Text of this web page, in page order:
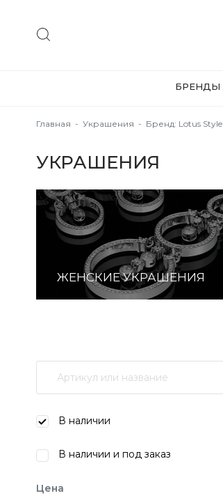
БРЕНДЫ
Главная - Украшения - Бренд: Lotus Style
УКРАШЕНИЯ
ЖЕНСКИЕ УКРАШЕНИЯ
В наличии
В наличии и под заказ
Цена